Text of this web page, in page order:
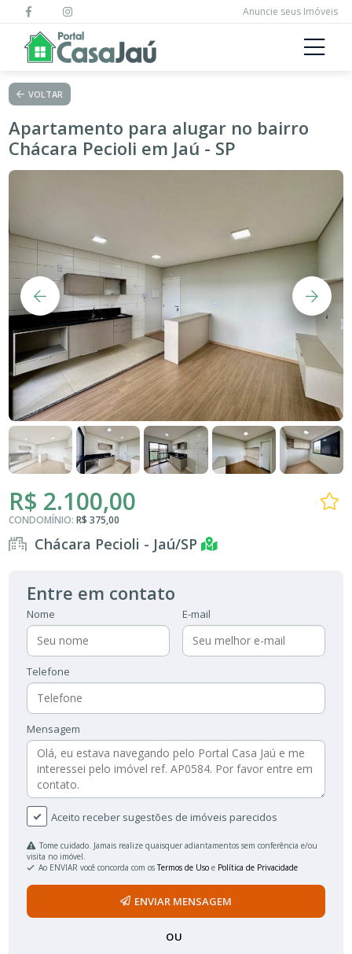
Anuncie seus Imóveis
VOLTAR
Apartamento para alugar no bairro
Chácara Pecioli em Jaú - SP
R$ 2.100,00
CONDOMÍNIO:R$ 375,00
Chácara Pecioli - Jaú/SP
Entre em contato
Nome E-mail
Telefone
Mensagem
Aceito receber sugestões de imóveis parecidos
Tome cuidado. Jamais realize quaisquer adiantamentos sem conferência e/ou
visita no imóvel.
Ao ENVIAR você concorda com osTermos de Uso e Política de Privacidade
ENVIAR MENSAGEM
OU